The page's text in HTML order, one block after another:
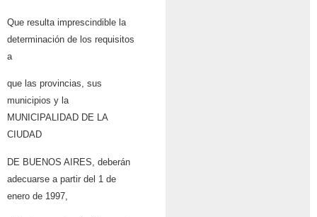
Que resulta imprescindible la
determinación de los requisitos
a
que las provincias, sus
municipios y la
MUNICIPALIDAD DE LA
CIUDAD
DE BUENOS AIRES, deberán
adecuarse a partir del 1 de
enero de 1997,